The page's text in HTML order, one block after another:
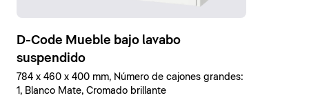
D-Code Mueble bajo lavabo
suspendido
784 x 460 x 400 mm, Número de cajones grandes:
1, Blanco Mate, Cromado brillante